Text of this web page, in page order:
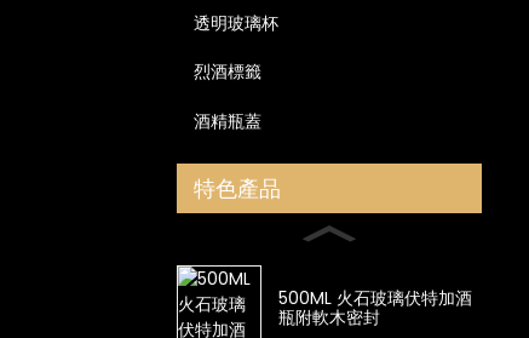
透明玻璃杯
烈酒標籤
酒精瓶蓋
特色產品
500ML 火石玻璃伏特加酒
瓶附軟木密封